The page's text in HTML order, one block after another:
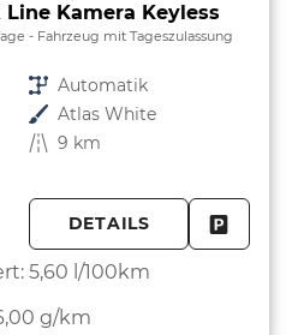
Line Kamera Keyless
Fahrzeug mit Tageszulassung
Getriebe Automatik
Außenfarbe Atlas White
Kilometerstand 9 km
DETAILS
5,60 l/100km
g/km